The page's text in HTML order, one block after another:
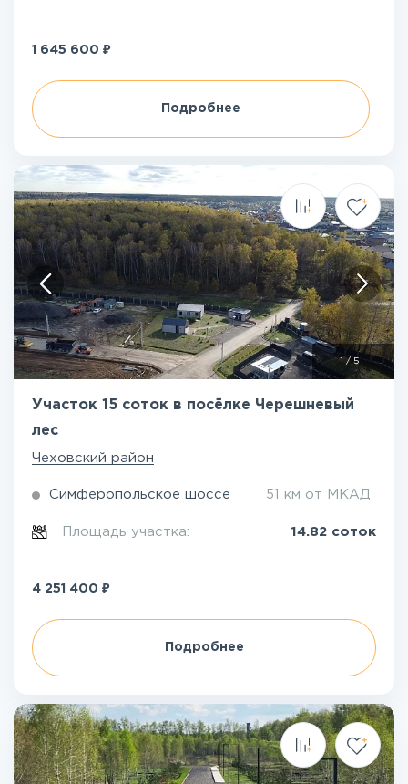
1 645 600 ₽
Подробнее
1 / 5
Участок 15 соток в посёлке Черешневый
лес
Чеховский район
Симферопольское шоссе 51 км от МКАД
Площадь участка: 14.82 соток
4 251 400 ₽
Подробнее